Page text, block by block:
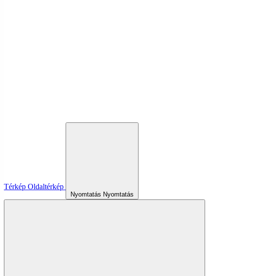
Térkép Oldaltérkép
Nyomtatás Nyomtatás